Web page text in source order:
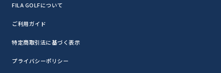
FILA GOLFについて
ご利用ガイド
特定商取引法に基づく表示
プライバシーポリシー